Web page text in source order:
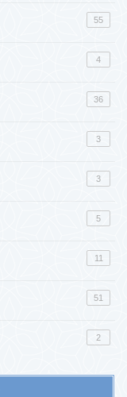
55
4
36
3
3
5
11
51
2